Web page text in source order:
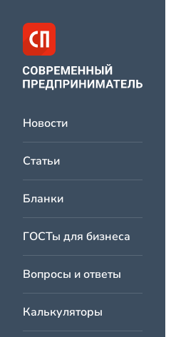
Новости
Статьи
Бланки
ГОСТы для бизнеса
Вопросы и ответы
Калькуляторы